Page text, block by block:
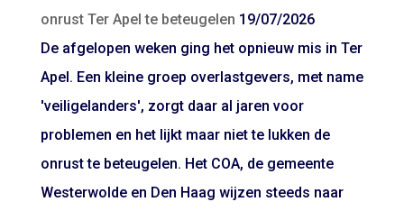
onrust Ter Apel te beteugelen 19/07/2026
De afgelopen weken ging het opnieuw mis in Ter
Apel. Een kleine groep overlastgevers, met name
'veiligelanders', zorgt daar al jaren voor
problemen en het lijkt maar niet te lukken de
onrust te beteugelen. Het COA, de gemeente
Westerwolde en Den Haag wijzen steeds naar